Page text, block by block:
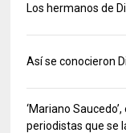
Los hermanos de
Así se conocieron
‘Mariano
periodistas que se